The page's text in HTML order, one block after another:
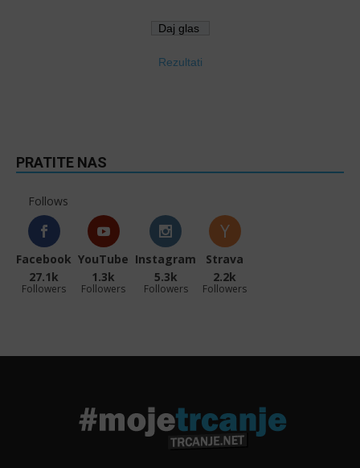
Rezultati
PRATITE NAS
Follows
Facebook
27.1k
Followers
YouTube
1.3k
Followers
Instagram
5.3k
Followers
Strava
2.2k
Followers